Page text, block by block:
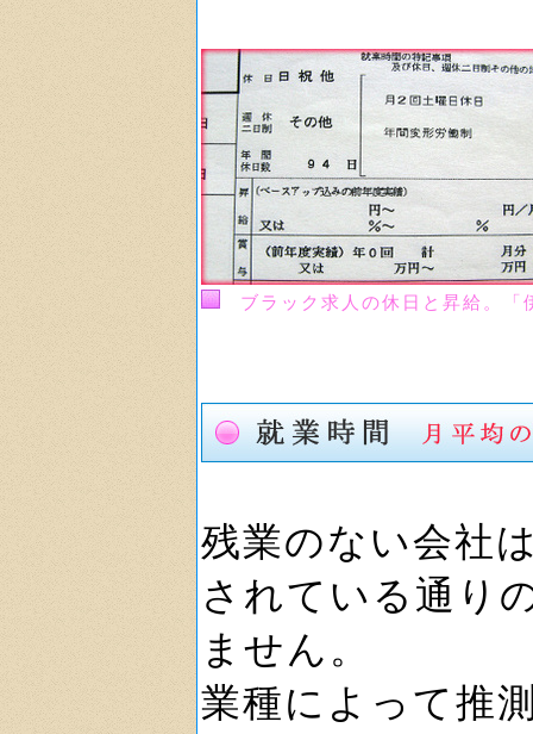
ブラック求人の休日と昇給。
残業のない会社
されている通り
ません。
業種によって推